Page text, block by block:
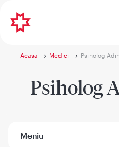
Acasa Medici Psiholog
Psiholog
Meniu